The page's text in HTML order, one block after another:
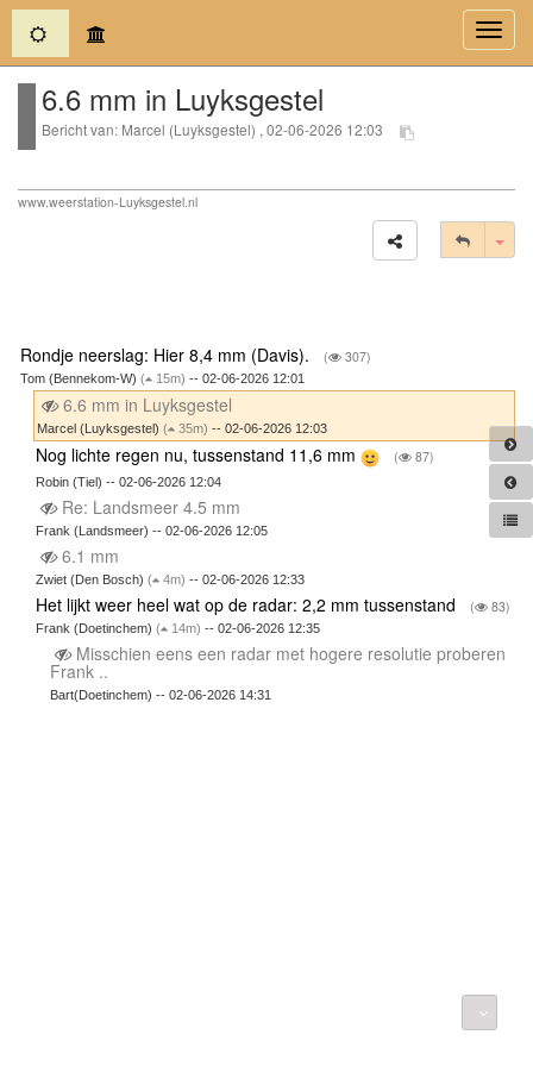
(current)
6.6 mm in Luyksgestel
Bericht van: Marcel (Luyksgestel) , 02-06-2026 12:03
www.weerstation-Luyksgestel.nl
Rondje neerslag: Hier 8,4 mm (Davis). ( 307)
Tom (Bennekom-W) ( 15m) -- 02-06-2026 12:01
6.6 mm in Luyksgestel
Marcel (Luyksgestel) ( 35m) -- 02-06-2026 12:03
Nog lichte regen nu, tussenstand 11,6 mm ( 87)
Robin (Tiel) -- 02-06-2026 12:04
Re: Landsmeer 4.5 mm
Frank (Landsmeer) -- 02-06-2026 12:05
6.1 mm
Zwiet (Den Bosch) ( 4m) -- 02-06-2026 12:33
Het lijkt weer heel wat op de radar: 2,2 mm tussenstand ( 83)
Frank (Doetinchem) ( 14m) -- 02-06-2026 12:35
Misschien eens een radar met hogere resolutie proberen
Frank ..
Bart(Doetinchem) -- 02-06-2026 14:31